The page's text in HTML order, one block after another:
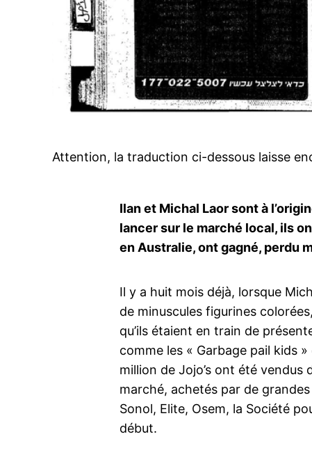
Attention, la traduction ci-dessous laisse
Ilan et Michal Laor sont à
lancer sur le marché local, ils
en Australie, ont gagné, perdu
Il y a huit mois déjà, lorsque
de minuscules figurines
qu’ils étaient en train de
comme les « Garbage pail kids
million de Jojo’s ont été vendus
marché, achetés par de
Sonol, Elite, Osem, la Société
début.